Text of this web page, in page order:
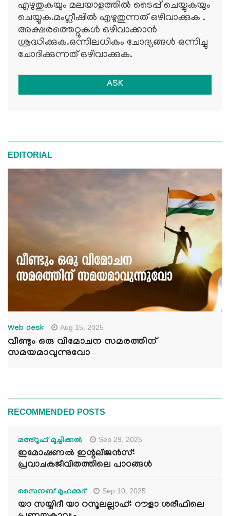
എഴുതുകയും മലയാളത്തില്‍ ടൈപ്പ് ചെയ്യുകയും
ചെയ്യുക.മംഗ്ലീഷില്‍ എഴുതുന്നത് ഒഴിവാക്കുക .
അക്ഷരത്തെറ്റുകള്‍ ഒഴിവാക്കാന്‍
ശ്രദ്ധിക്കുക.ഒന്നിലധികം ചോദ്യങ്ങള്‍ ഒന്നിച്ചു
ചോദിക്കുന്നത് ഒഴിവാക്കുക.
ASK
EDITORIAL
Web desk Aug 15, 2025
വീണ്ടും ഒരു വിമോചന സമരത്തിന്
സമയമാവുന്നുവോ
RECOMMENDED POSTS
മഅ്റൂഫ് മൂച്ചിക്കല്‍ Sep 29, 2025
ഇമോഷണൽ ഇന്റലിജൻസ്:
പ്രവാചകജീവിതത്തിലെ പാഠങ്ങൾ
സൈനബ് മുഹമ്മദ് Sep 10, 2025
യാ സയ്യിദീ യാ റസൂലല്ലാഹ്: റൗളാ ശരീഫിലെ